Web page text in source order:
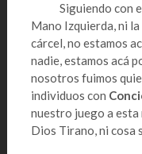
Siguiendo con
Mano Izquierda, ni
cárcel, no estamos
nadie, estamos acá
nosotros fuimos
individuos con
nuestro juego a esta
Dios Tirano, ni cosa